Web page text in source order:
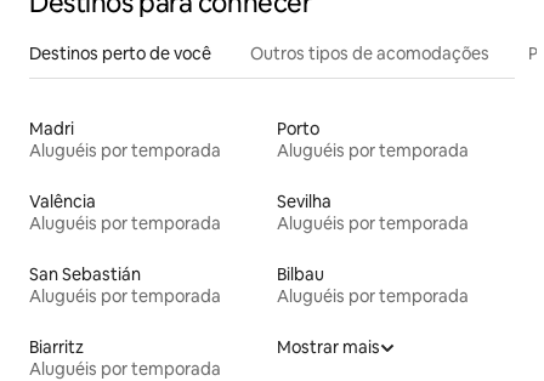
Destinos perto de você Outros tipos de acomodações
Madri
Aluguéis por temporada
Porto
Aluguéis por temporada
Valência
Aluguéis por temporada
Sevilha
Aluguéis por temporada
San Sebastián
Aluguéis por temporada
Bilbau
Aluguéis por temporada
Biarritz
Aluguéis por temporada
Mostrar mais